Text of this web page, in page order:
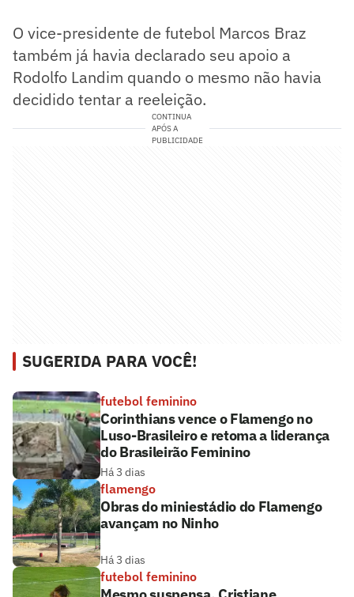
O vice-presidente de futebol Marcos Braz
também já havia declarado seu apoio a
Rodolfo Landim quando o mesmo não havia
decidido tentar a reeleição.
CONTINUA
APÓS A
PUBLICIDADE
SUGERIDA PARA VOCÊ!
futebol feminino
Corinthians vence o Flamengo no
Luso-Brasileiro e retoma a liderança
do Brasileirão Feminino
Há 3 dias
flamengo
Obras do miniestádio do Flamengo
avançam no Ninho
Há 3 dias
futebol feminino